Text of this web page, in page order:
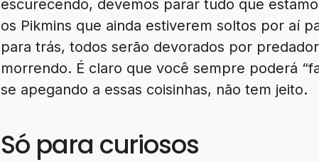
escurecendo, devemos parar tudo que
os Pikmins que ainda estiverem soltos por aí
para trás, todos serão devorados por
morrendo. É claro que você sempre poderá
se apegando a essas coisinhas, não tem jeito.
Só para curiosos